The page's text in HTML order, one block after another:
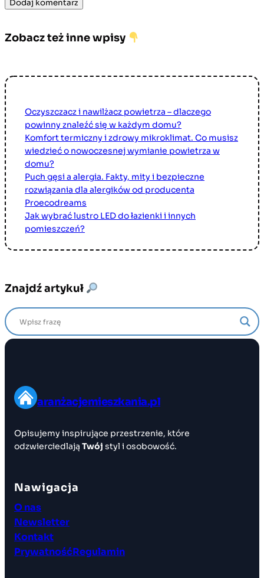
Zobacz też inne wpisy
Oczyszczacz i nawilżacz powietrza – dlaczego
powinny znaleźć się w każdym domu?
Komfort termiczny i zdrowy mikroklimat. Co musisz
wiedzieć o nowoczesnej wymianie powietrza w
domu?
Puch gęsi a alergia. Fakty, mity i bezpieczne
rozwiązania dla alergików od producenta
Proecodreams
Jak wybrać lustro LED do łazienki i innych
pomieszczeń?
Znajdź artykuł
aranżacjemieszkania.pl
Opisujemy inspirujące przestrzenie, które
odzwierciedlają Twój styl i osobowość.
Nawigacja
O nas
Newsletter
Kontakt
PrywatnośćRegulamin